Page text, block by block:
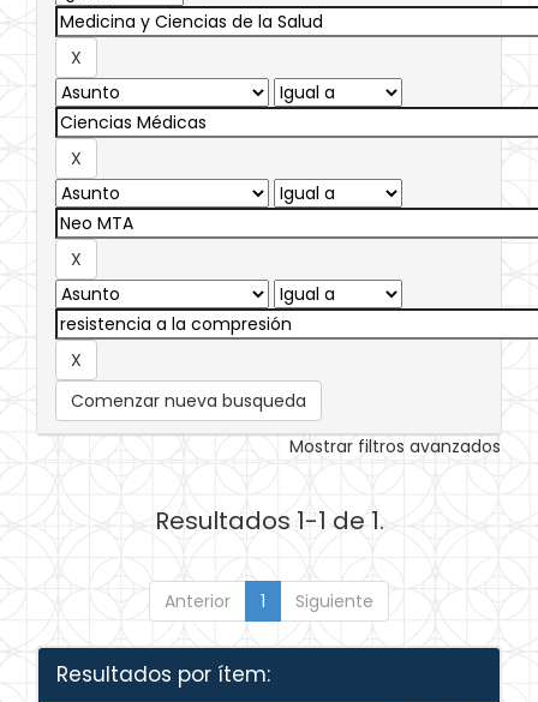
Comenzar nueva busqueda
Mostrar filtros avanzados
Resultados 1-1 de 1.
Anterior 1 Siguiente
Resultados por ítem: